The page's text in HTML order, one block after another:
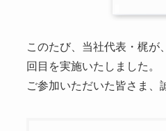
このたび、当社代表・梶が
回目を実施いたしました。
ご参加いただいた皆さま、